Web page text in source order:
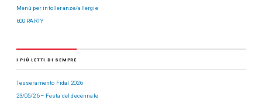
Menù per intolleranze/allergie
600 PARTY
I PIÙ LETTI DI SEMPRE
Tesseramento Fidal 2026
23/05/26 – Festa del decennale